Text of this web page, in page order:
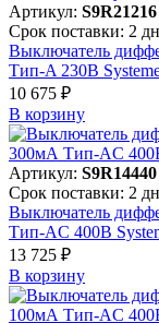
Артикул: S9R21216
Срок поставки: 2
Выключатель
Тип-A 230В
10 675 ₽
В корзинy
Артикул: S9R14440
Срок поставки: 2
Выключатель
Тип-AC 400В
13 725 ₽
В корзинy